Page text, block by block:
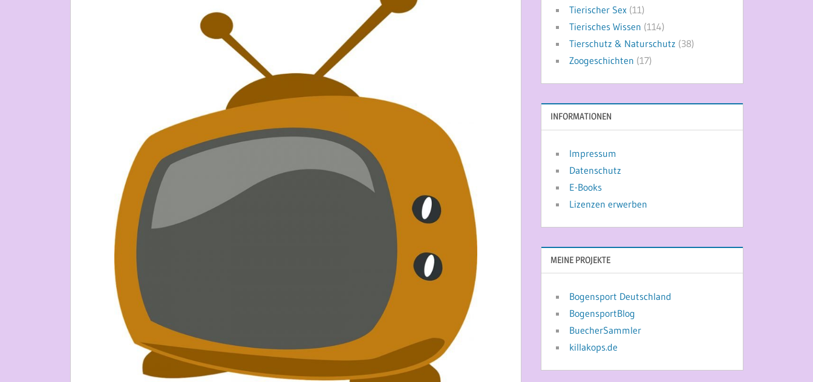
Tierischer Sex (11)
Tierisches Wissen (114)
Tierschutz & Naturschutz (38)
Zoogeschichten (17)
INFORMATIONEN
Impressum
Datenschutz
E-Books
Lizenzen erwerben
MEINE PROJEKTE
Bogensport Deutschland
BogensportBlog
BuecherSammler
killakops.de